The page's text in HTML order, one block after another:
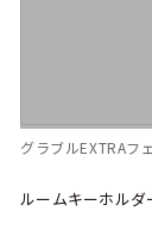
グラブルEXTRAフ
ルームキーホルダ